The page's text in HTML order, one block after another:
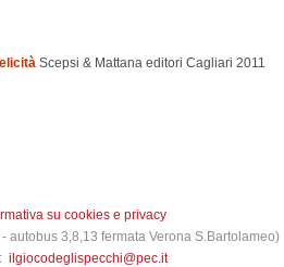
Scepsi & Mattana editori Cagliari 2011
su cookies e privacy
autobus 3,8,13 fermata Verona S.Bartolameo)
ilgiocodeglispecchi@pec.it